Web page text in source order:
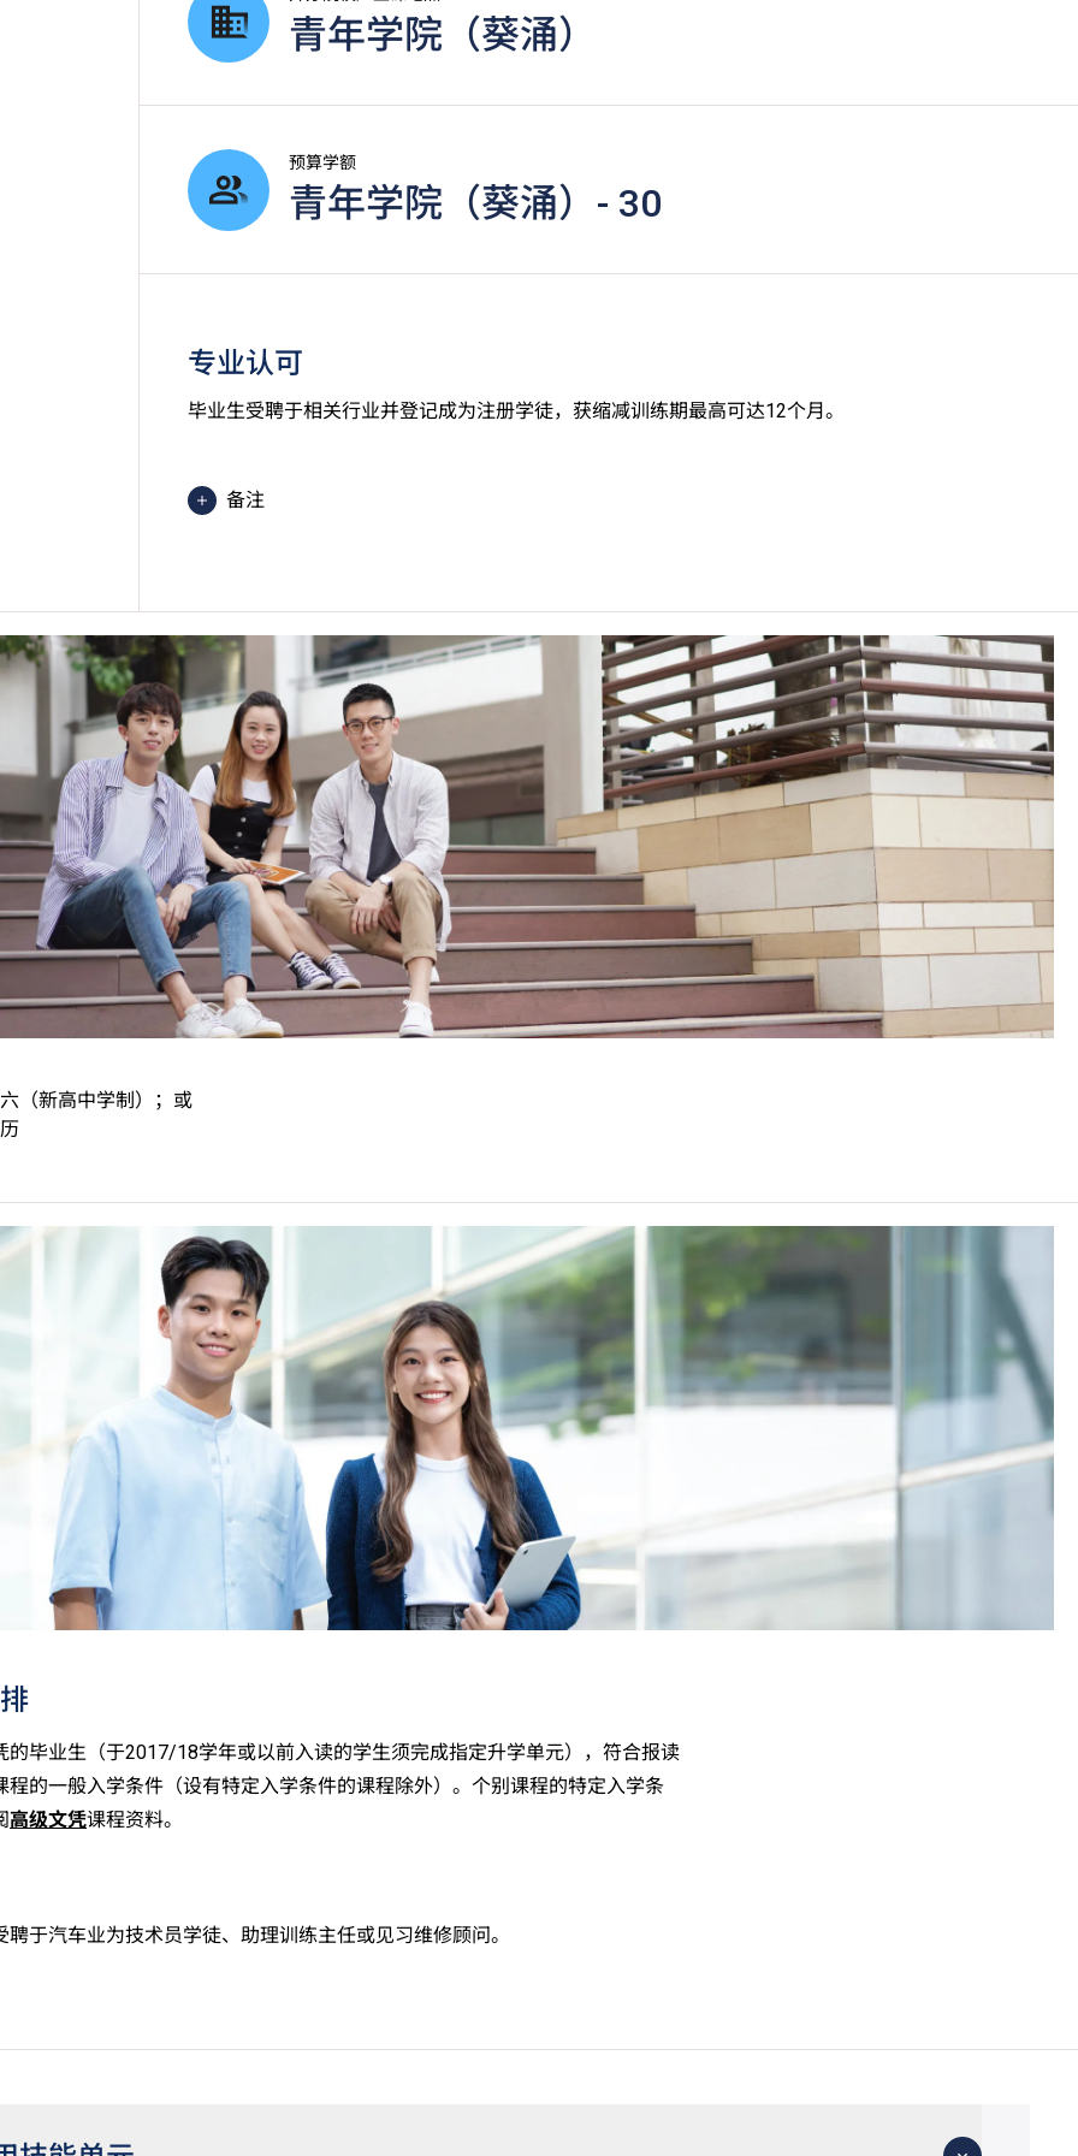
青年学院（葵涌）
预算学额
青年学院（葵涌）- 30
专业认可
毕业生受聘于相关行业并登记成为注册学徒，获缩减训练期最高可达12个月。
备注
学生或须于其他VTC院校上课。VTC可因应情况取消任何课程、修正课程名称、内容或更改开办课程
的院校／分校／上课地点。
部份行业内的职位要求具备特定的色彩视觉能力。
（新高中学制）；或
的毕业生（于2017/18学年或以前入读的学生须完成指定升学单元），符合报读
程的一般入学条件（设有特定入学条件的课程除外）。个别课程的特定入学条
高级文凭课程资料。
聘于汽车业为技术员学徒、助理训练主任或见习维修顾问。